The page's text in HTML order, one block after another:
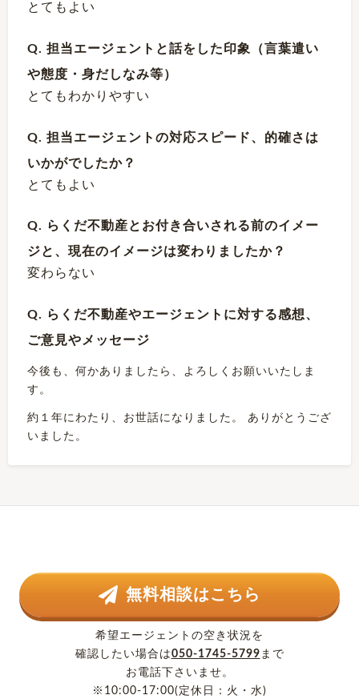
とてもよい
Q. 担当エージェントと話をした印象（言葉遣い
や態度・身だしなみ等）
とてもわかりやすい
Q. 担当エージェントの対応スピード、的確さは
いかがでしたか？
とてもよい
Q. らくだ不動産とお付き合いされる前のイメー
ジと、現在のイメージは変わりましたか？
変わらない
Q. らくだ不動産やエージェントに対する感想、
ご意見やメッセージ
今後も、何かありましたら、よろしくお願いいたしま
す。
約１年にわたり、お世話になりました。 ありがとうござ
いました。
無料相談はこちら
希望エージェントの空き状況を
確認したい場合は050-1745-5799 まで
お電話下さいませ。
※10:00-17:00(定休日：火・水)